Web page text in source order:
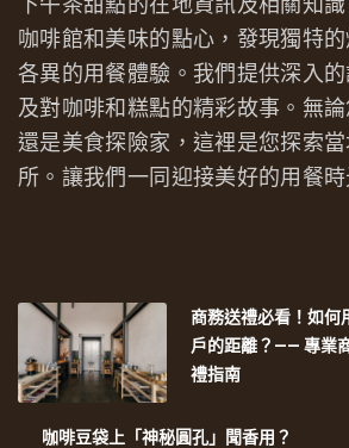
咖啡館和美味的點心，發現獨特
各異的用餐體驗。我們提供深入
及對咖啡和糕點的精彩故事。無
還是美食探險家，這裡是您探索
所。讓我們一同迎接美好的用餐時
商務送禮必看！如何
戶的距離？—— 專業
禮指南
咖啡豆袋上「神秘圓孔」聞香用？